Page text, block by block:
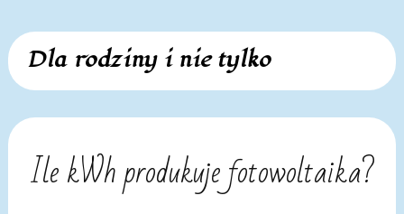
Skip
content
Dla rodziny i nie tylko
Ile kWh produkuje fotowoltaika?